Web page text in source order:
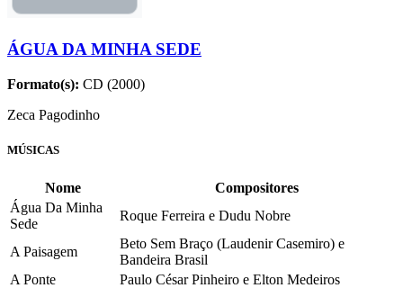
ÁGUA DA MINHA SEDE
Formato(s): CD (2000)
Zeca Pagodinho
MÚSICAS
Nome
Compositores
Água Da Minha
Sede
Roque Ferreira e Dudu Nobre
A Paisagem
Beto Sem Braço (Laudenir Casemiro) e
Bandeira Brasil
A Ponte
Paulo César Pinheiro e Elton Medeiros